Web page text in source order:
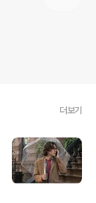
더보기